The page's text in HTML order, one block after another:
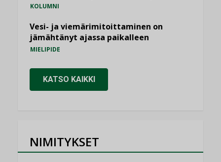
KOLUMNI
Vesi- ja viemärimitoittaminen on
jämähtänyt ajassa paikalleen
MIELIPIDE
KATSO KAIKKI
NIMITYKSET